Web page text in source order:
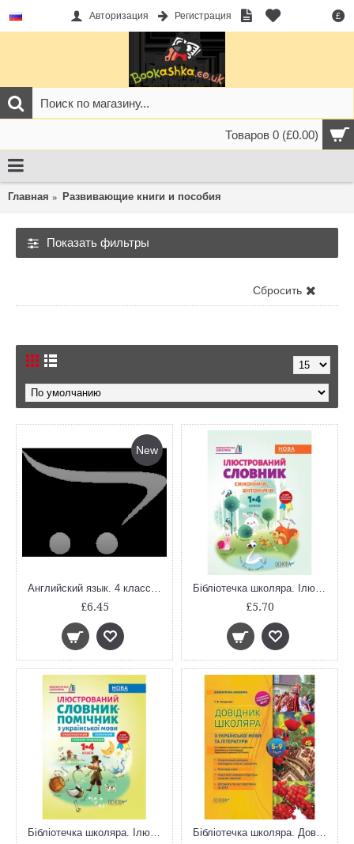
£
Авторизация Регистрация
Товаров 0 (£0.00)
Главная Развивающие книги и пособия
Показать фильтры
Сбросить
Развивающие книги и пособия
New
Английский язык. 4 класс. Английский в фокусе. Контрольные задания. ФГОС
£6.45
Бібліотечка школяра. Ілюстрований словник синонимів, антонимів. 1-4 класи. КДН012
£5.70
Бібліотечка школяра. Ілюстрований словник-помічник з української мови. 1-4 класи. КДН013 Бібліотечка школяра. Довідник школяра з української мови та літератури. 5–9 класи. 2-ге видання, виправлене та доповнене. КДН017